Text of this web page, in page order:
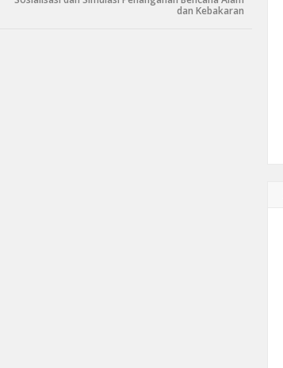
dan Kebakaran